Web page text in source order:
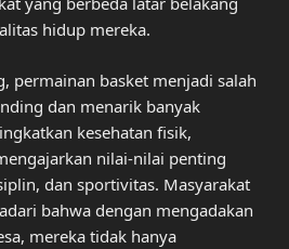
hidup mereka.
permainan basket menjadi salah
dan menarik banyak
kesehatan fisik,
nilai-nilai penting
dan sportivitas. Masyarakat
bahwa dengan mengadakan
mereka tidak hanya